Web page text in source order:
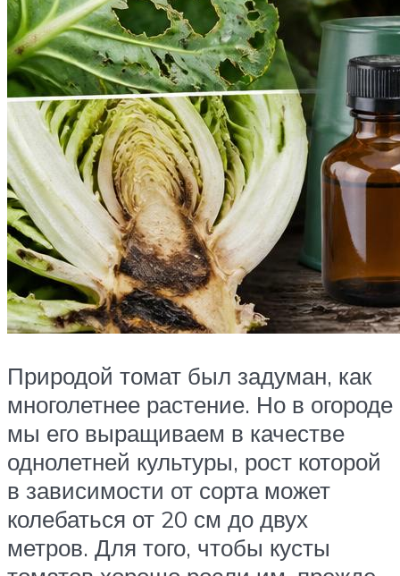
Природой томат был задуман, как
многолетнее растение. Но в огороде
мы его выращиваем в качестве
однолетней культуры, рост которой
в зависимости от сорта может
колебаться от 20 см до двух
метров. Для того, чтобы кусты